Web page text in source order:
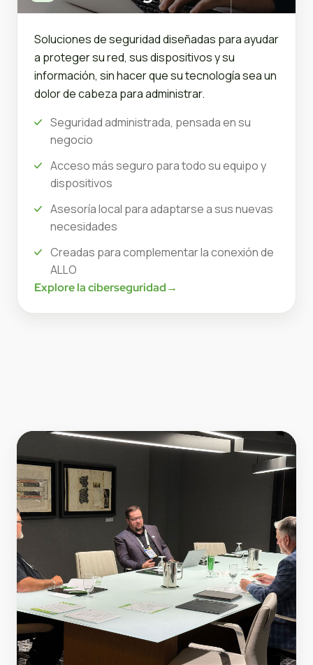
Soluciones de seguridad diseñadas para ayudar
a proteger su red, sus dispositivos y su
información, sin hacer que su tecnología sea un
dolor de cabeza para administrar.
Seguridad administrada, pensada en su
negocio
Acceso más seguro para todo su equipo y
dispositivos
Asesoría local para adaptarse a sus nuevas
necesidades
Creadas para complementar la conexión de
ALLO
Explore la ciberseguridad→